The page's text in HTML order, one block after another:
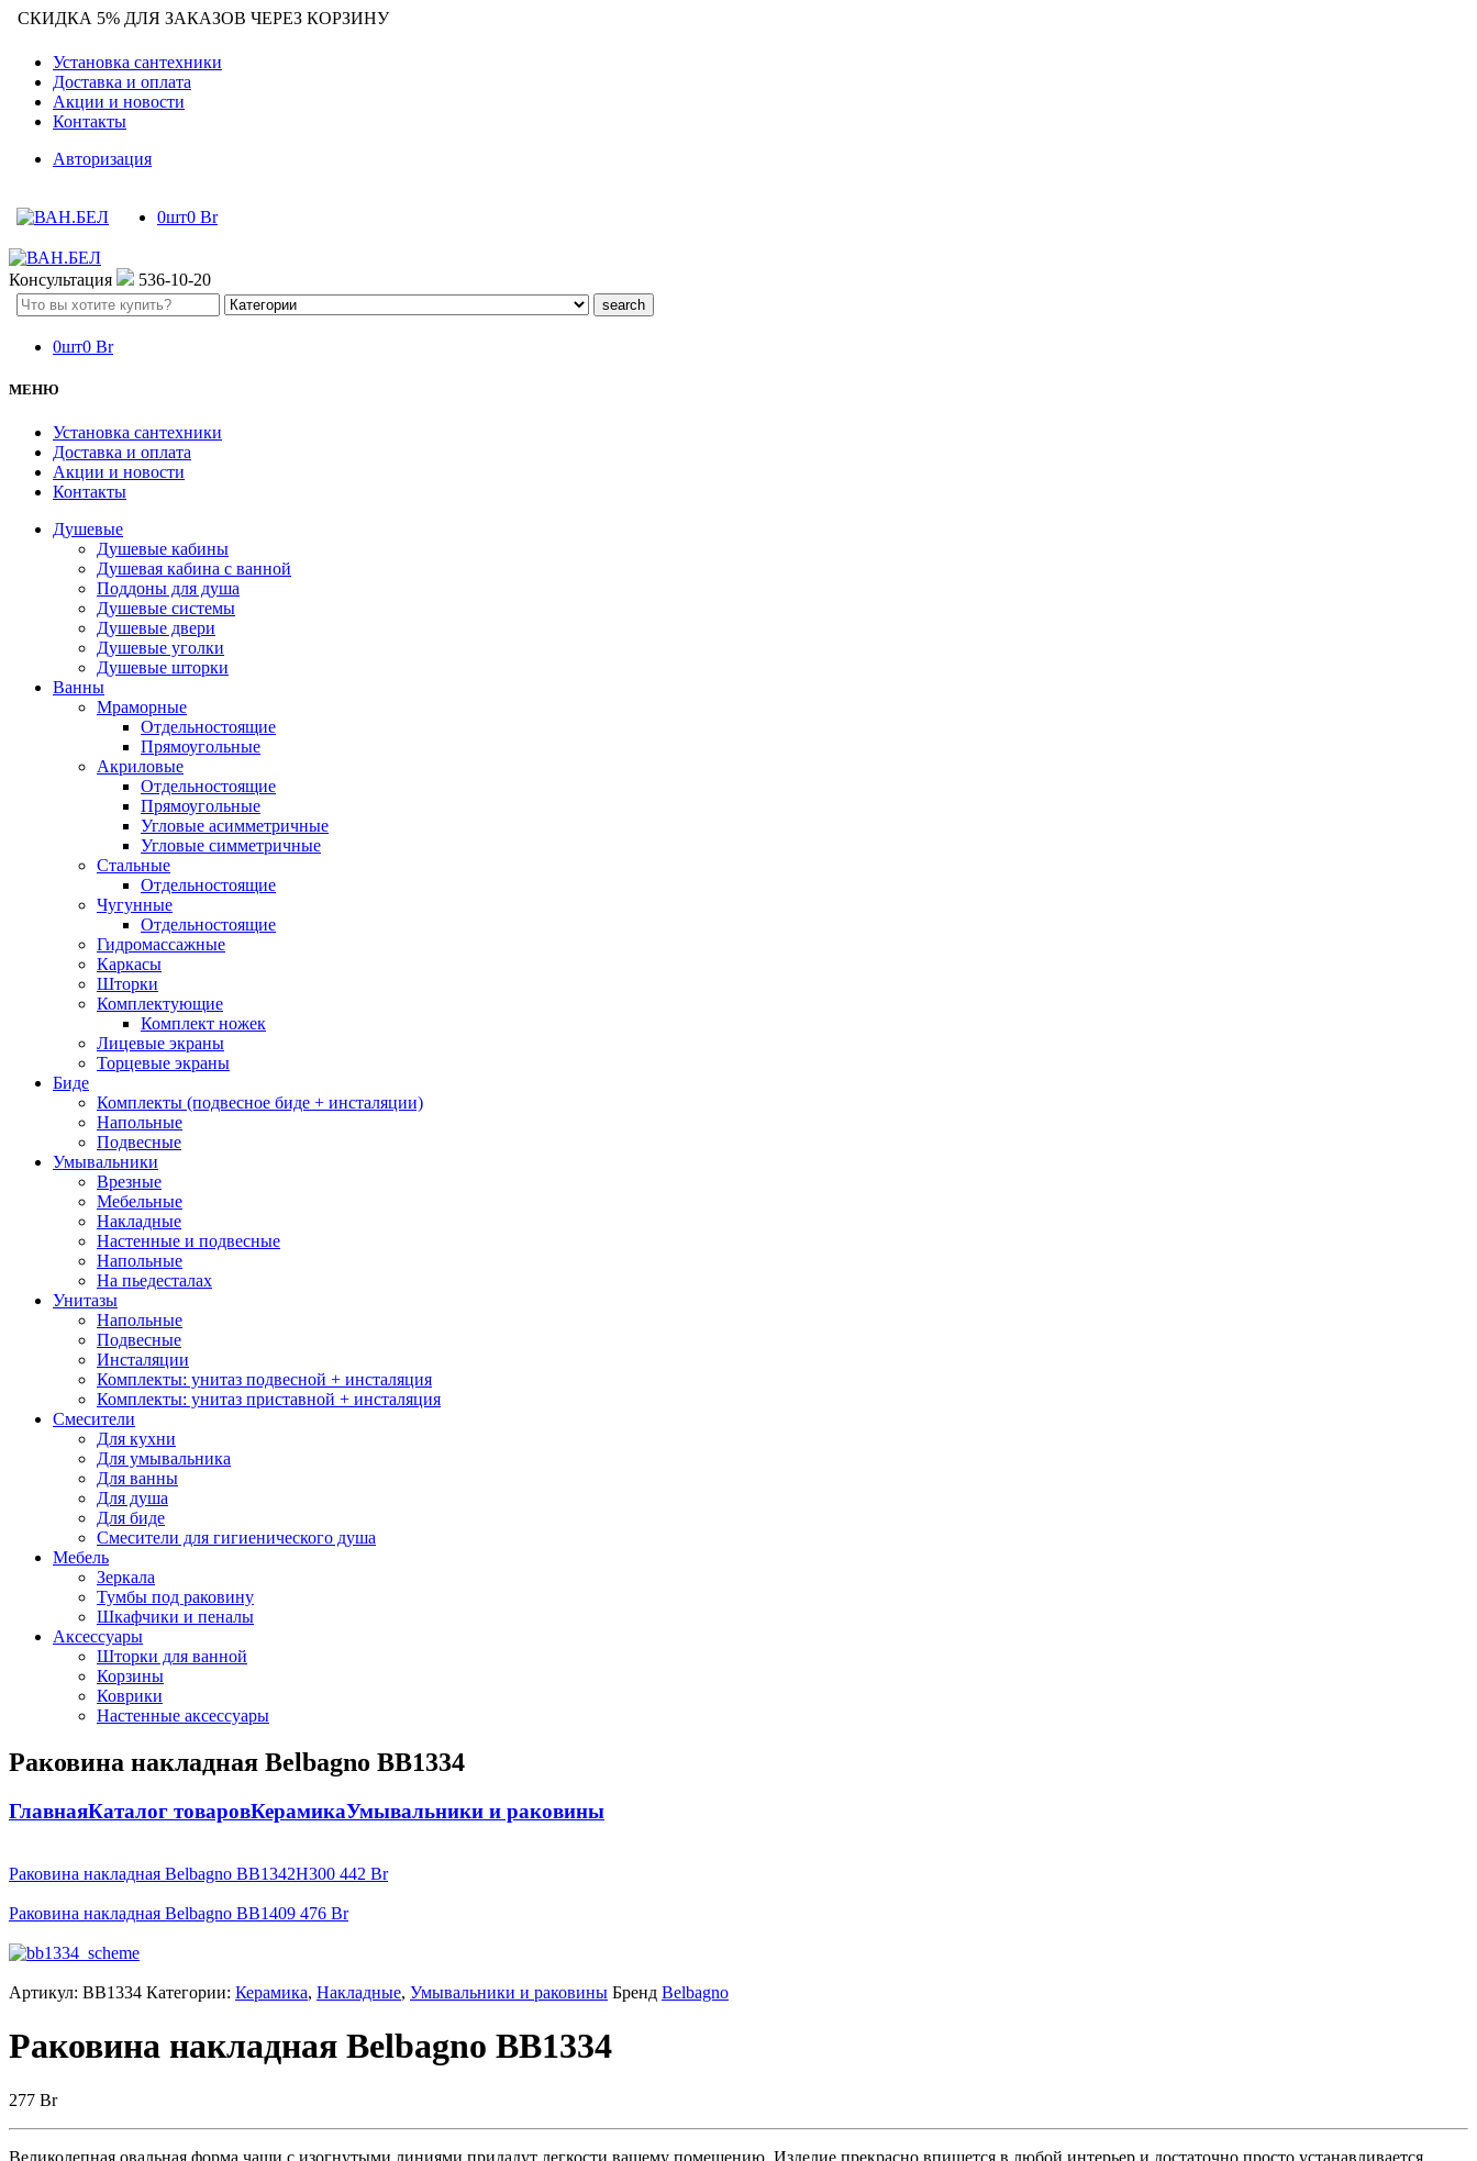
СКИДКА 5% ДЛЯ ЗАКАЗОВ ЧЕРЕЗ КОРЗИНУ
Установка сантехники
Доставка и оплата
Акции и новости
Контакты
Авторизация
0шт0 Br
Консультация
536-10-20
Search
here
0шт0 Br
МЕНЮ
Установка сантехники
Доставка и оплата
Акции и новости
Контакты
Душевые
Душевые кабины
Душевая кабина с ванной
Поддоны для душа
Душевые системы
Душевые двери
Душевые уголки
Душевые шторки
Ванны
Мраморные
Отдельностоящие
Прямоугольные
Акриловые
Отдельностоящие
Прямоугольные
Угловые асимметричные
Угловые симметричные
Стальные
Отдельностоящие
Чугунные
Отдельностоящие
Гидромассажные
Каркасы
Шторки
Комплектующие
Комплект ножек
Лицевые экраны
Торцевые экраны
Биде
Комплекты (подвесное биде + инсталяции)
Напольные
Подвесные
Умывальники
Врезные
Мебельные
Накладные
Настенные и подвесные
Напольные
На пьедесталах
Унитазы
Напольные
Подвесные
Инсталяции
Комплекты: унитаз подвесной + инсталяция
Комплекты: унитаз приставной + инсталяция
Смесители
Для кухни
Для умывальника
Для ванны
Для душа
Для биде
Смесители для гигиенического душа
Мебель
Зеркала
Тумбы под раковину
Шкафчики и пеналы
Аксессуары
Шторки для ванной
Корзины
Коврики
Настенные аксессуары
Раковина накладная Belbagno BB1334
ГлавнаяКаталог товаровКерамикаУмывальники и раковины
Раковина накладная Belbagno BB1342H300 442 Br
Раковина накладная Belbagno BB1409 476 Br
Артикул: BB1334 Категории: Керамика, Накладные, Умывальники и раковины Бренд Belbagno
Раковина накладная Belbagno BB1334
277 Br
Великолепная овальная форма чаши с изогнутыми линиями придадут легкости вашему помещению. Изделие прекрасно впишется в любой интерьер и достаточно просто устанавливается.